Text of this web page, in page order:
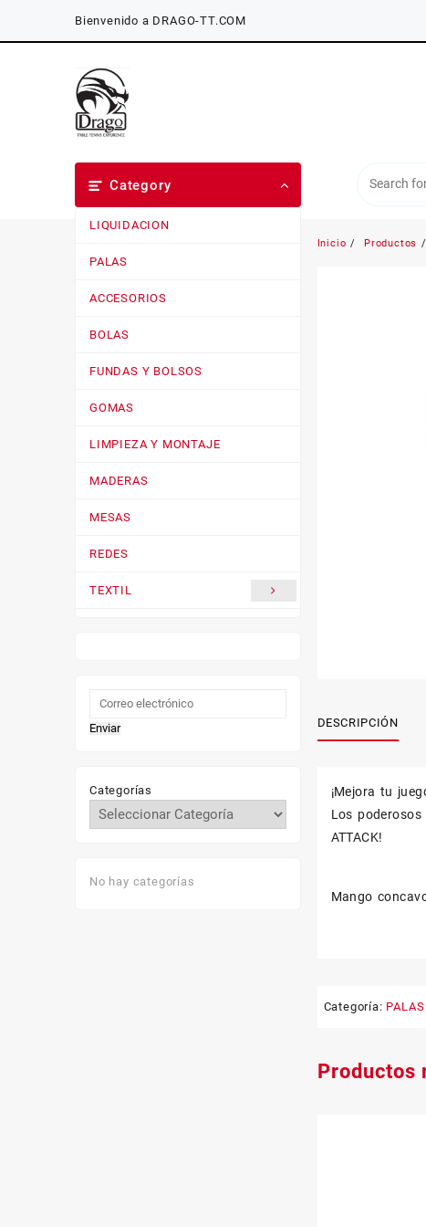
contenido
Bienvenido a DRAGO-TT.COM
Category
LIQUIDACION
PALAS
ACCESORIOS
BOLAS
FUNDAS Y BOLSOS
GOMAS
LIMPIEZA Y MONTAJE
MADERAS
MESAS
REDES
TEXTIL
Inicio Productos
DESCRIPCIÓN
¡Mejora tu
Los
ATTACK!
Mango
Categoría: PALAS
Productos
Enviar
Categorías
No hay categorías